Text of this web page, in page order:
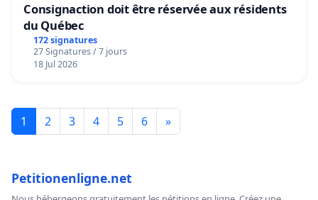
Consignaction doit être réservée aux résidents
du Québec
172 signatures
27 Signatures / 7 jours
18 Jul 2026
1 2 3 4 5 6 »
Petitionenligne.net